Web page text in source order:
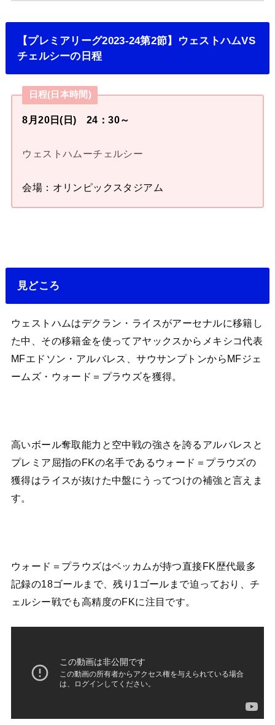
【プレミアリーグ2023-24第2節】ウェストハムVS
チェルシーの日程
日程(日本時間)
8月20日(日) 24：30～
ウェストハムーチェルシー
会場：オリンピックスタジアム
見どころ
ウェストハムはデクラン・ライスがアーセナルに移籍し
た中、その移籍金を使ってアヤックスからメキシコ代表
MFエドソン・アルバレス、サウサンプトンからMFジェ
ームズ・ウォード＝プラウズを獲得。
高いボール奪取能力と空中戦の強さを誇るアルバレスと
プレミア屈指のFKの名手であるウォード＝プラウズの
獲得はライスが抜けた中盤にうってつけの補強と言えま
す。
ウォード＝プラウズはベッカムが持つ直接FK歴代最多
記録の18ゴールまで、残り1ゴールまで迫っており、チ
ェルシー戦でも高精度のFKに注目です。